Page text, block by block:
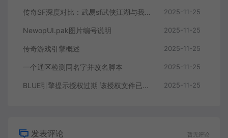
传奇SF深度对比：武易sf武侠江湖与我本沉默sf经典复刻的差异解析 2025-11-25
NewopUI.pak图片编号说明 2025-11-25
传奇游戏引擎概述 2025-11-25
一个通区检测同名字并改名脚本 2025-11-25
BLUE引擎提示授权过期 该授权文件已经到期解决方案 2025-11-25
发表评论 暂无评论